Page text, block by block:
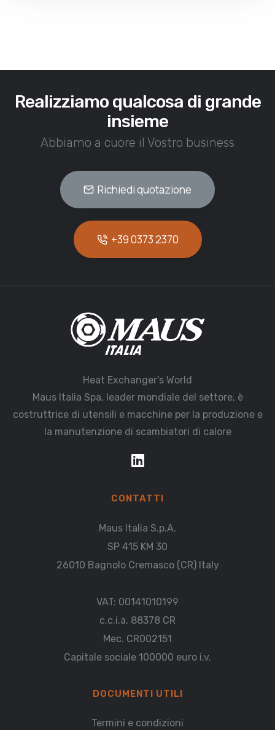
Realizziamo qualcosa di grande
insieme
Abbiamo a cuore il Vostro business
Richiedi quotazione
+39 0373 2370
Heat Exchanger's World
Maus Italia Spa, leader mondiale del settore, è
costruttrice di utensili e macchine per la produzione e
la manutenzione di scambiatori di calore
CONTATTI
Maus Italia S.p.A.
SP 415 KM 30
26010 Bagnolo Cremasco (CR) Italy
VAT: 00141010199
c.c.i.a. 88378 CR
Mec. CR002151
Capitale sociale 100000 euro i.v.
DOCUMENTI UTILI
Termini e condizioni